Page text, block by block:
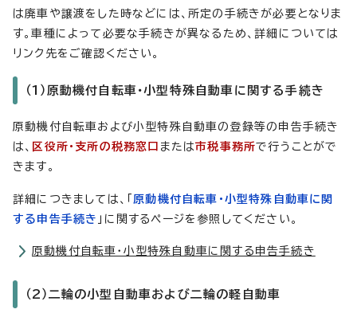
は廃車や譲渡をした時などには、所定の手続きが必要となりま
す。車種によって必要な手続きが異なるため、詳細については
リンク先をご確認ください。
（1）原動機付自転車・小型特殊自動車に関する手続き
原動機付自転車および小型特殊自動車の登録等の申告手続き
は、 区役所・支所の税務窓口 または市税事務所で行うことがで
きます。
詳細につきましては、「 原動機付自転車・小型特殊自動車に関
する申告手続き 」に関するページを参照してください。
原動機付自転車・小型特殊自動車に関する申告手続き
（2）二輪の小型自動車および二輪の軽自動車